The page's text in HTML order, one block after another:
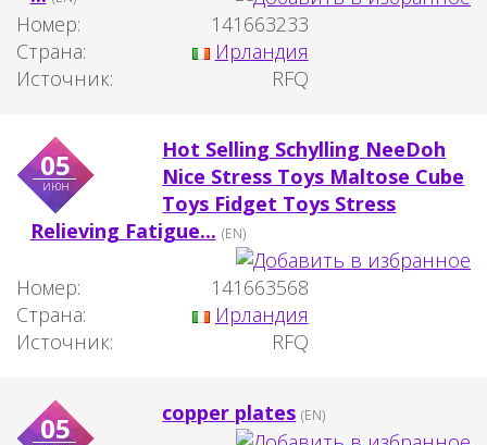
Номер:
141663233
Страна:
Ирландия
Источник:
RFQ
05
июн
Hot Selling Schylling NeeDoh
Nice Stress Toys Maltose Cube
Toys Fidget Toys Stress
Relieving Fatigue... (EN)
Номер:
141663568
Страна:
Ирландия
Источник:
RFQ
05 copper plates (EN)